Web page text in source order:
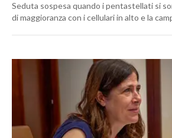
Seduta sospesa quando i pentastellati si
di maggioranza con i cellulari in alto e la